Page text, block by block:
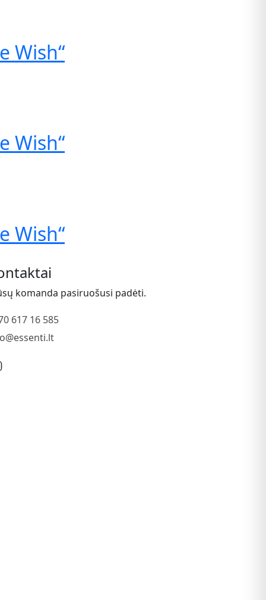
Wish“
Wish“
Wish“
komanda pasiruošusi padėti.
617 16 585